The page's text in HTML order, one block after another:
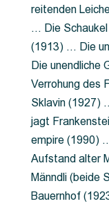
reitenden
… Die
(1913) … Die
Die unendliche
Verrohung des
Sklavin (1927)
jagt
empire (1990)
Aufstand alter
Männdli (beide
Bauernhof